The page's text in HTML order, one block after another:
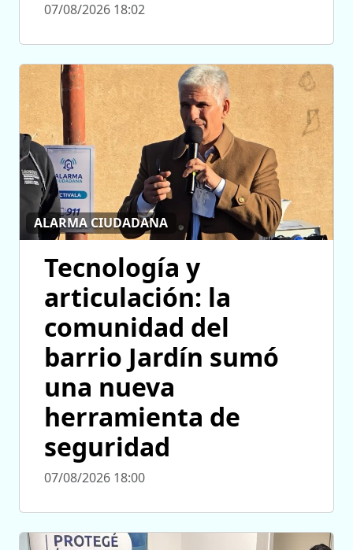
07/08/2026 18:02
ALARMA CIUDADANA
Tecnología y
articulación: la
comunidad del
barrio Jardín sumó
una nueva
herramienta de
seguridad
07/08/2026 18:00